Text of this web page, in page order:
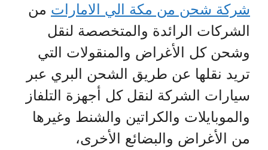
شركة شحن من مكة الي الامارات من
الشركات الرائدة والمتخصصة لنقل
وشحن كل الأغراض والمنقولات التي
تريد نقلها عن طريق الشحن البري عبر
سيارات الشركة لنقل كل أجهزة التلفاز
والموبايلات والكراتين والشنط وغيرها
من الأغراض والبضائع الأخرى،